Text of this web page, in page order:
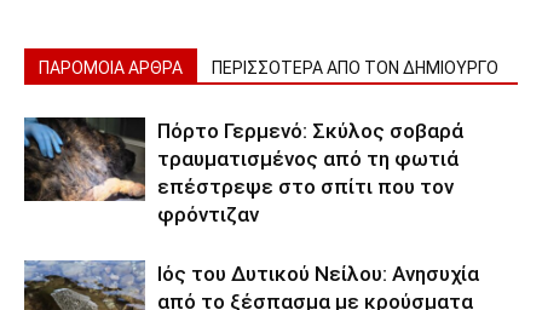
ΠΑΡΟΜΟΙΑ ΑΡΘΡΑ ΠΕΡΙΣΣΟΤΕΡΑ ΑΠΟ ΤΟΝ ΔΗΜΙΟΥΡΓΟ
Πόρτο Γερμενό: Σκύλος σοβαρά
τραυματισμένος από τη φωτιά
επέστρεψε στο σπίτι που τον
φρόντιζαν
Ιός του Δυτικού Νείλου: Ανησυχία
από το ξέσπασμα με κρούσματα